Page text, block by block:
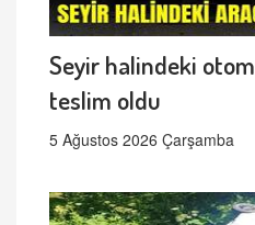
Seyir halindeki
teslim oldu
5 Ağustos 2026 Çarşamba